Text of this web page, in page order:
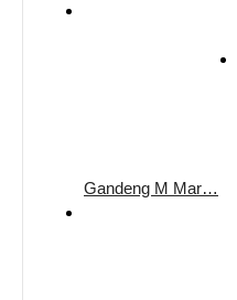
Gandeng M Mar…